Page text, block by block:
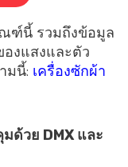
ณฑ์นี้ รวมถึงข้อมูล
องแสงและตัว
มนี้: เครื่องซักผ้า
ด้วย DMX และ